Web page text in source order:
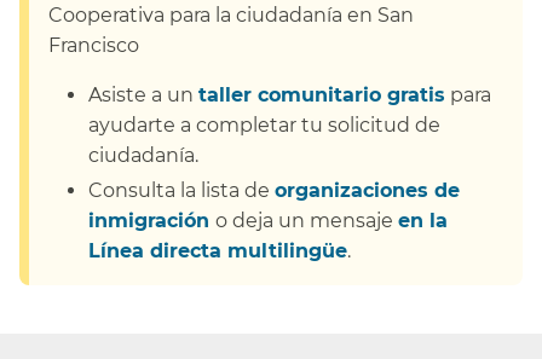
Cooperativa para la ciudadanía en San
Francisco​​
Asiste a un taller comunitario gratis para
ayudarte a completar tu solicitud de
ciudadanía.
Consulta la lista de organizaciones de
inmigración o deja un mensaje en la
Línea directa multilingüe.​​